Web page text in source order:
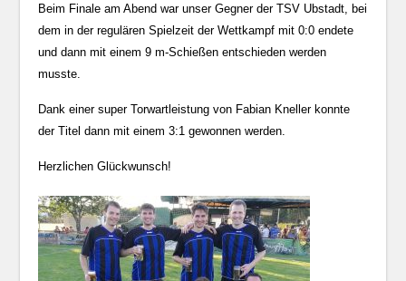
Beim Finale am Abend war unser Gegner der TSV Ubstadt, bei
dem in der regulären Spielzeit der Wettkampf mit 0:0 endete
und dann mit einem 9 m-Schießen entschieden werden
musste.
Dank einer super Torwartleistung von Fabian Kneller konnte
der Titel dann mit einem 3:1 gewonnen werden.
Herzlichen Glückwunsch!